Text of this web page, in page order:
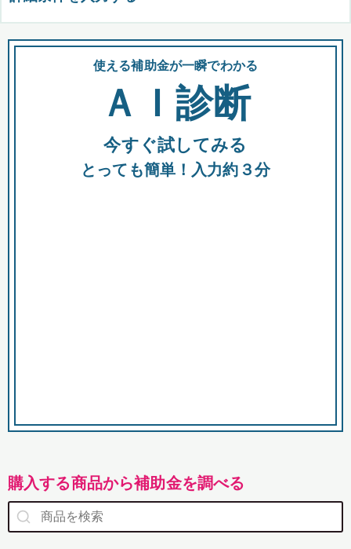
都道府県
全国の検索結果を含めて表示
助成金 融資 出資
使える補助金が一瞬でわかる
ＡＩ診断
今すぐ試してみる
とっても簡単！入力約３分
購入する商品から補助金を調べる